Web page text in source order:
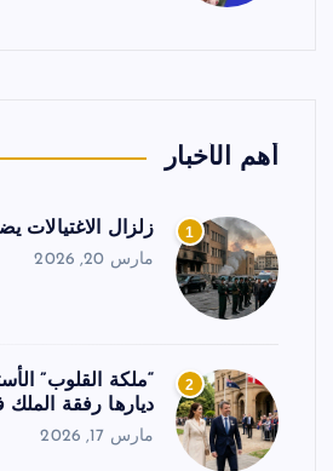
أهم الأخبار
1 زلزال الاغتيالات
مارس 20, 2026
2
“ملكة القلوب”
ديارها رفقة الملك
مارس 17, 2026